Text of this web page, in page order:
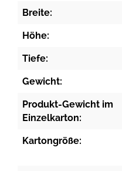
Breite:
Höhe:
Tiefe:
Gewicht:
Produkt-Gewicht im
Einzelkarton:
Kartongröße: